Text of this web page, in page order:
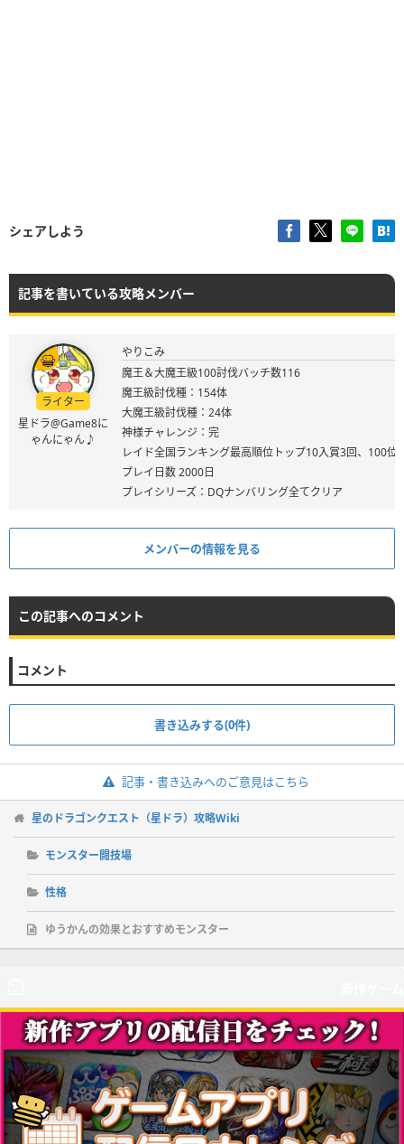
シェアしよう
記事を書いている攻略メンバー
ライター
星ドラ@Game8に
ゃんにゃん♪
やりこみ
魔王＆大魔王級100討伐バッチ数116
魔王級討伐種：154体
大魔王級討伐種：24体
神様チャレンジ：完
レイド全国ランキング最高順位トップ10入賞3回、100位
プレイ日数 2000日
プレイシリーズ：DQナンバリング全てクリア
メンバーの情報を見る
この記事へのコメント
コメント
書き込みする(0件)
記事・書き込みへのご意見はこちら
星のドラゴンクエスト（星ドラ）攻略Wiki
モンスター闘技場
性格
ゆうかんの効果とおすすめモンスター